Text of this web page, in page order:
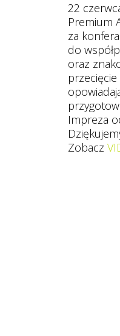
22
Premium
za
do
oraz
Impreza
Zobacz